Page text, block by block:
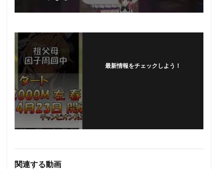
最新情報をチェックしよう！
関連する動画